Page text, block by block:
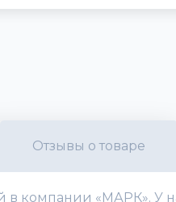
Отзывы о товаре
компании «МАРК». У